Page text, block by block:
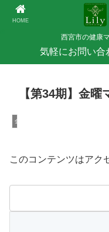
西宮市の健康
【第34期】金曜
金曜マンスリー結果
このコンテンツはアク
HOME